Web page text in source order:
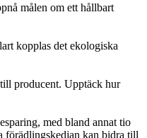
målen om ett hållbart
kopplas det ekologiska
producent. Upptäck hur
med bland annat tio
förädlingskedjan kan bidra till